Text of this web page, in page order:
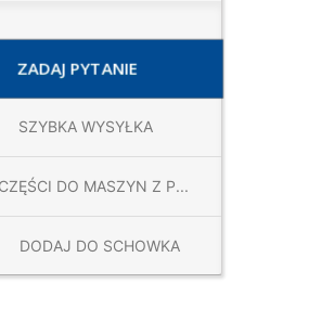
ZADAJ PYTANIE
SZYBKA WYSYŁKA
CZĘŚCI DO MASZYN Z P...
DODAJ DO SCHOWKA